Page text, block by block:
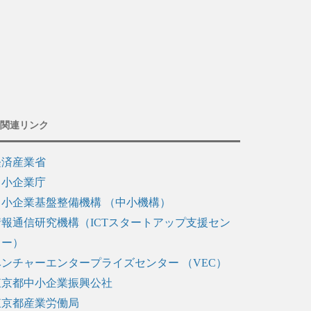
関連リンク
産業省
企業庁
企業基盤整備機構 （中小機構）
通信研究機構（ICTスタートアップ支援セン
）
チャーエンタープライズセンター （VEC）
都中小企業振興公社
都産業労働局